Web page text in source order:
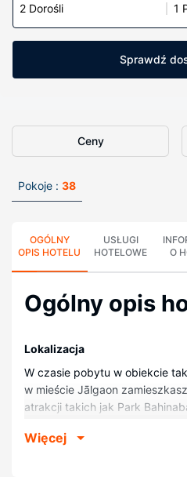
2 Dorośli 1
Sprawdź
Ceny
Pokoje : 38
OGÓLNY
OPIS HOTELU
USŁUGI
HOTELOWE
O
Ogólny opis
Lokalizacja
W czasie pobytu w obiekcie
w mieście Jālgaon
atrakcji takich jak Park
Park J.K.
Więcej